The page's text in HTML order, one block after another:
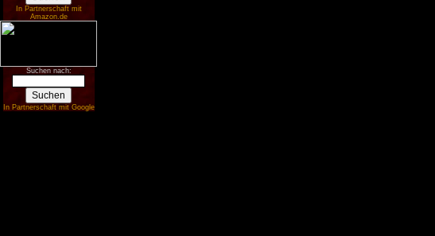
In Partnerschaft mit
Amazon.de
Suchen nach:
In Partnerschaft mit Google